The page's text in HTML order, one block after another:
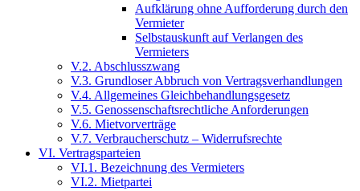
Aufklärung ohne Aufforderung durch den
Vermieter
Selbstauskunft auf Verlangen des
Vermieters
V.2. Abschlusszwang
V.3. Grundloser Abbruch von Vertragsverhandlungen
V.4. Allgemeines Gleichbehandlungsgesetz
V.5. Genossenschaftsrechtliche Anforderungen
V.6. Mietvorverträge
V.7. Verbraucherschutz – Widerrufsrechte
VI. Vertragsparteien
VI.1. Bezeichnung des Vermieters
VI.2. Mietpartei